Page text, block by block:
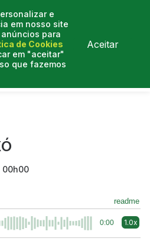
e
em nosso site
para
de Cookies
em "aceitar"
que fazemos
Aceitar
00h00
readme
0:00 1.0x